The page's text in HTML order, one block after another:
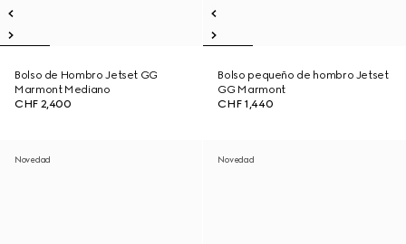
Bolso de Hombro Jetset GG
Marmont Mediano
CHF 2,400
Bolso pequeño de hombro Jetset
GG Marmont
CHF 1,440
Novedad Novedad